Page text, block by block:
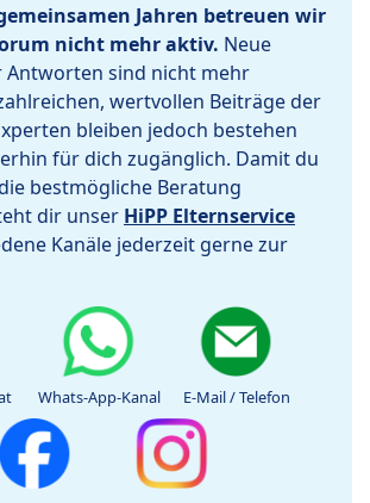
Jahren betreuen wir
nicht mehr aktiv. Neue
Antworten sind nicht mehr
wertvollen Beiträge der
bleiben jedoch bestehen
für dich zugänglich. Damit du
bestmögliche Beratung
dir unser HiPP Elternservice
Kanäle jederzeit gerne zur
Whats-App-Kanal E-Mail / Telefon